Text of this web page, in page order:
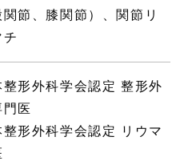
関節、膝関節）、関節リ
チ
整形外科学会認定 整形外
医
整形外科学会認定 リウマ